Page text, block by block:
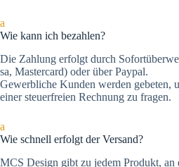
a
Wie kann ich bezahlen?
Die Zah­lung er­folgt durch
sa, Mas­ter­card) oder über Paypal.
Gewerbliche Kunden werden gebeten,
einer steuerfreien Rechnung zu fragen.
a
Wie schnell erfolgt der Versand?
MCS Design gibt zu jedem Produkt, an